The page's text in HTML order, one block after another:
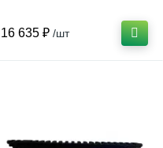
16 635 ₽ /шт